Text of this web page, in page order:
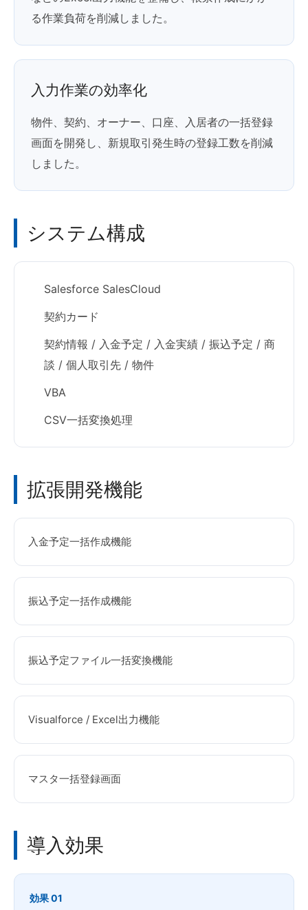
る作業負荷を削減しました。
入力作業の効率化
物件、契約、オーナー、口座、入居者の一括登録
画面を開発し、新規取引発生時の登録工数を削減
しました。
システム構成
Salesforce SalesCloud
契約カード
契約情報 / 入金予定 / 入金実績 / 振込予定 / 商
談 / 個人取引先 / 物件
VBA
CSV一括変換処理
拡張開発機能
入金予定一括作成機能
振込予定一括作成機能
振込予定ファイル一括変換機能
Visualforce / Excel出力機能
マスタ一括登録画面
導入効果
効果 01